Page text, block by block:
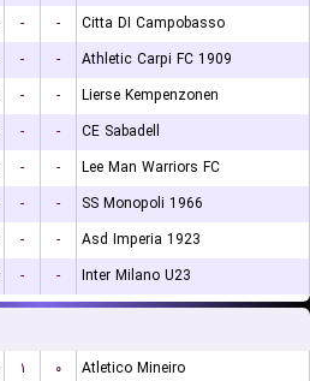
- -
Citta DI Campobasso
- -
Athletic Carpi FC 1909
- -
Lierse Kempenzonen
- -
CE Sabadell
- -
Lee Man Warriors FC
- -
SS Monopoli 1966
- -
Asd Imperia 1923
- - Inter Milano U23
۱ ۰
Atletico Mineiro